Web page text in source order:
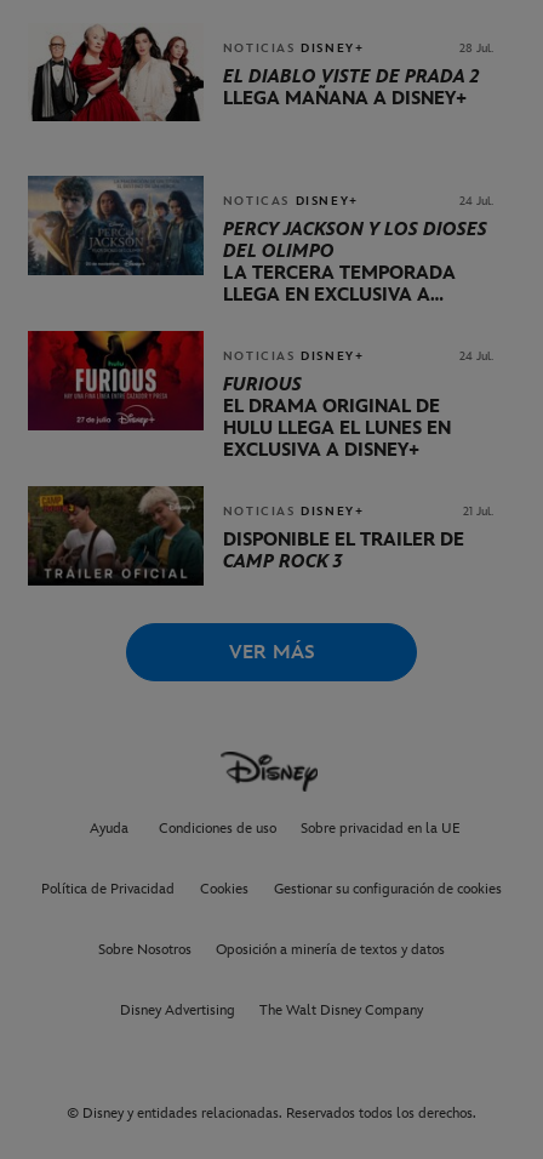
NOTICIAS DISNEY+ 28 Jul.
EL DIABLO VISTE DE PRADA 2
LLEGA MAÑANA A DISNEY+
NOTICAS DISNEY+ 24 Jul.
PERCY JACKSON Y LOS DIOSES
DEL OLIMPO
LA TERCERA TEMPORADA
LLEGA EN EXCLUSIVA A
NOTICIAS DISNEY+ 24 Jul.
FURIOUS
EL DRAMA ORIGINAL DE
HULU LLEGA EL LUNES EN
EXCLUSIVA A DISNEY+
NOTICIAS DISNEY+ 21 Jul.
DISPONIBLE EL TRÁILER DE
CAMP ROCK 3
VER MÁS
Ayuda Condiciones de uso Sobre privacidad en la UE
Política de Privacidad Cookies Gestionar su configuración de cookies
Sobre Nosotros Oposición a minería de textos y datos
Disney Advertising The Walt Disney Company
© Disney y entidades relacionadas. Reservados todos los derechos.